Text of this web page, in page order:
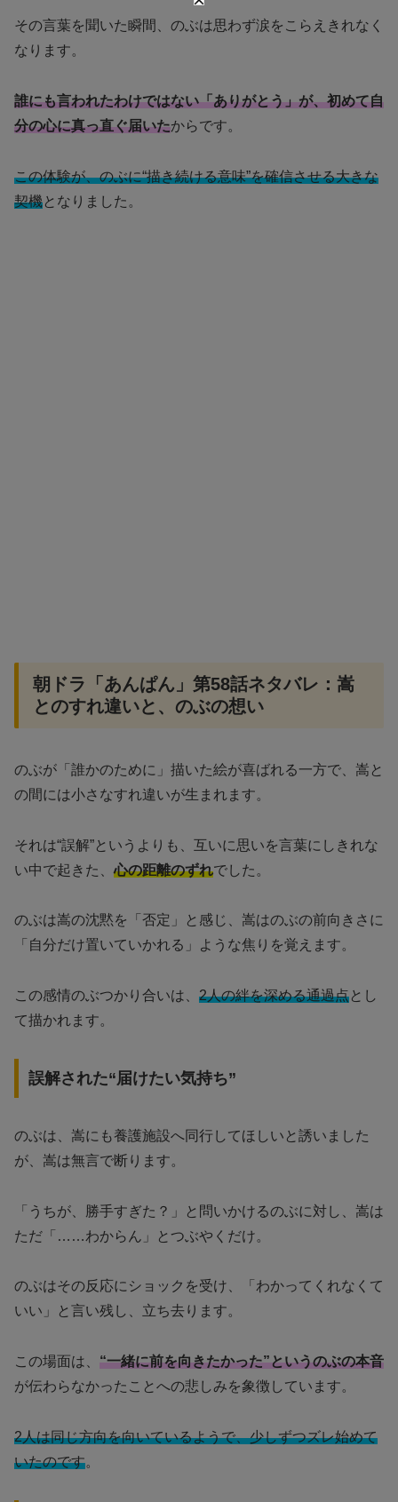
その言葉を聞いた瞬間、のぶは思わず涙をこらえきれなく
なります。
誰にも言われたわけではない「ありがとう」が、初めて自
分の心に真っ直ぐ届いたからです。
この体験が、のぶに“描き続ける意味”を確信させる大きな
契機となりました。
朝ドラ「あんぱん」第58話ネタバレ：嵩
とのすれ違いと、のぶの想い
のぶが「誰かのために」描いた絵が喜ばれる一方で、嵩と
の間には小さなすれ違いが生まれます。
それは“誤解”というよりも、互いに思いを言葉にしきれな
い中で起きた、 心の距離のずれでした。
のぶは嵩の沈黙を「否定」と感じ、嵩はのぶの前向きさに
「自分だけ置いていかれる」ような焦りを覚えます。
この感情のぶつかり合いは、 2人の絆を深める通過点とし
て描かれます。
誤解された“届けたい気持ち”
のぶは、嵩にも養護施設へ同行してほしいと誘いました
が、嵩は無言で断ります。
「うちが、勝手すぎた？」と問いかけるのぶに対し、嵩は
ただ「……わからん」とつぶやくだけ。
のぶはその反応にショックを受け、「わかってくれなくて
いい」と言い残し、立ち去ります。
この場面は、 “一緒に前を向きたかった”というのぶの本音
が伝わらなかったことへの悲しみを象徴しています。
2人は同じ方向を向いているようで、少しずつズレ始めて
いたのです。